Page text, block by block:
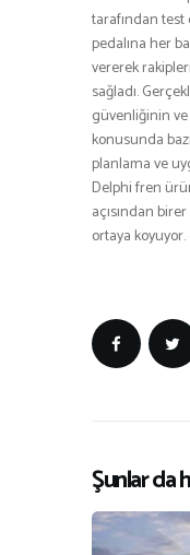
tarafından test
pedalına her
vererek
sağladı.
güvenliğinin
konusunda
planlama ve
Delphi fren
açısından
ortaya koyuyor.
Şunlar da